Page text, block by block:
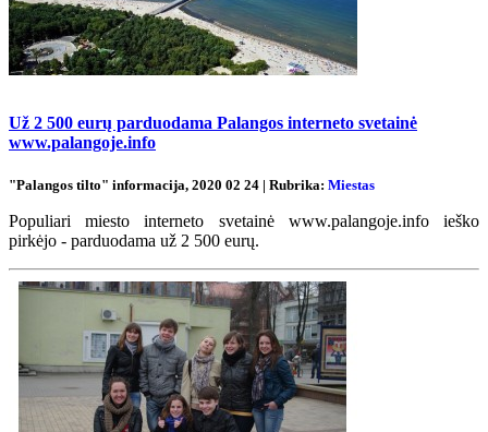
Už 2 500 eurų parduodama Palangos interneto svetainė
www.palangoje.info
"Palangos tilto" informacija, 2020 02 24 | Rubrika: Miestas
Populiari miesto interneto svetainė www.palangoje.info ieško
pirkėjo - parduodama už 2 500 eurų.